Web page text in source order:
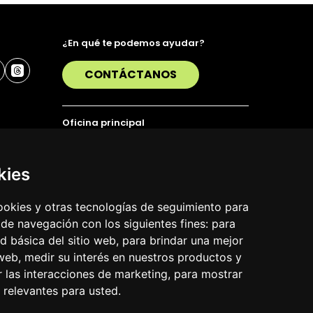
y otras tecnologías de seguimiento para
navegación con los siguientes fines: para
básica del sitio web, para brindar una mejor
, medir su interés en nuestros productos y
interacciones de marketing, para mostrar
para usted.
¿En qué te podemos ayudar?
CONTÁCTANOS
Oficina principal